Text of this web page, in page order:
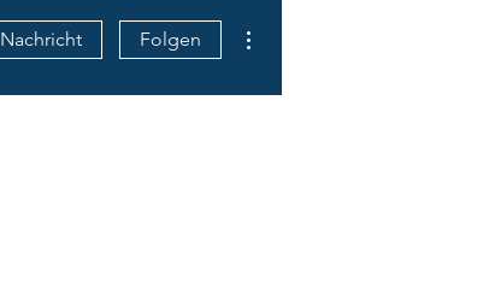
Nachricht Folgen